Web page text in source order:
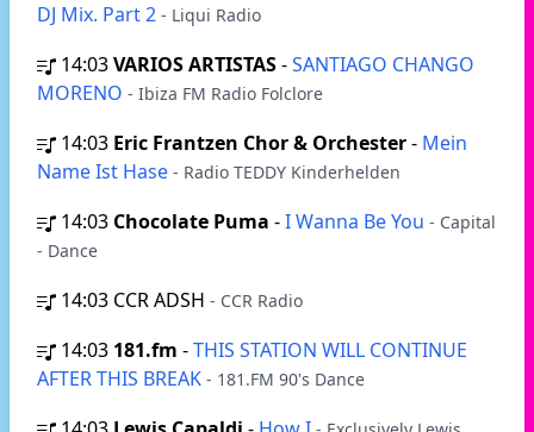
DJ Mix. Part 2 - Liqui Radio
14:03VARIOS ARTISTAS-SANTIAGO CHANGO
MORENO - Ibiza FM Radio Folclore
14:03 Eric Frantzen Chor & Orchester- Mein
Name Ist Hase - Radio TEDDY Kinderhelden
14:03 Chocolate Puma -I Wanna Be You - Capital
- Dance
14:03 CCR ADSH - CCR Radio
14:03 181.fm -THIS STATION WILL CONTINUE
AFTER THIS BREAK - 181.FM 90's Dance